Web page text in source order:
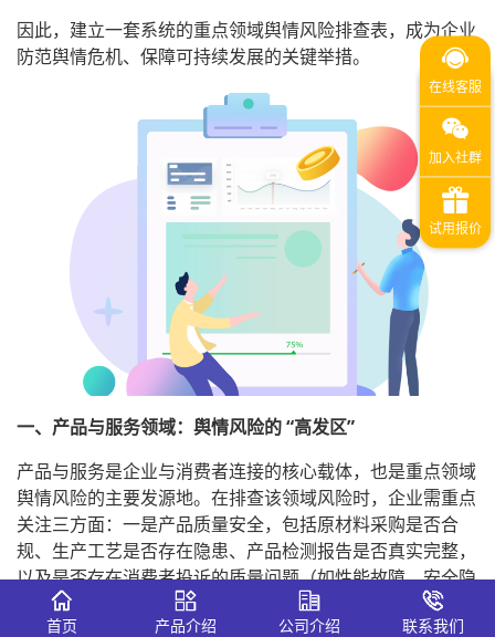
因此，建立一套系统的重点领域舆情风险排查表，成为企业
防范舆情危机、保障可持续发展的关键举措。
一、产品与服务领域：舆情风险的 “高发区”
产品与服务是企业与消费者连接的核心载体，也是重点领域
舆情风险的主要发源地。在排查该领域风险时，企业需重点
关注三方面：一是产品质量安全，包括原材料采购是否合
规、生产工艺是否存在隐患、产品检测报告是否真实完整，
以及是否存在消费者投诉的质量问题（如性能故障、安全隐
患等）；二是服务体验短板，例如客服响应速度慢、售后处
理效率低、服务态度恶劣等问题，这些看似细微的环节，极
首页 产品介绍 公司介绍 联系我们